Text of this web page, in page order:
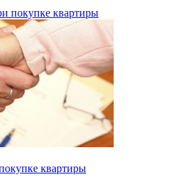
покупке квартиры
квартиры